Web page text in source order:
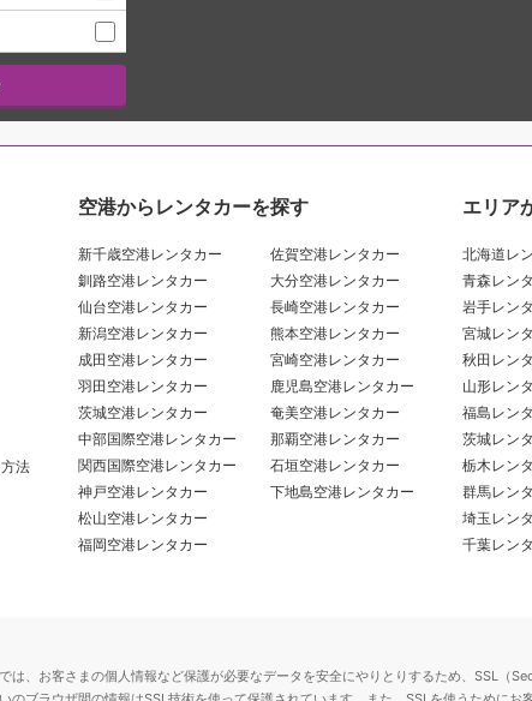
法
空港からレンタカーを探す
新千歳空港レンタカー
釧路空港レンタカー
仙台空港レンタカー
新潟空港レンタカー
成田空港レンタカー
羽田空港レンタカー
茨城空港レンタカー
中部国際空港レンタカー
関西国際空港レンタカー
神戸空港レンタカー
松山空港レンタカー
福岡空港レンタカー
佐賀空港レンタカー
大分空港レンタカー
長崎空港レンタカー
熊本空港レンタカー
宮崎空港レンタカー
鹿児島空港レンタカー
奄美空港レンタカー
那覇空港レンタカー
石垣空港レンタカー
下地島空港レンタカー
エリア
北海道レ
青森レン
岩手レン
宮城レン
秋田レン
山形レン
福島レン
茨城レン
栃木レン
群馬レン
埼玉レン
千葉レン
は、お客さまの個人情報など保護が必要なデータを安全にやりとりするため、SSL（